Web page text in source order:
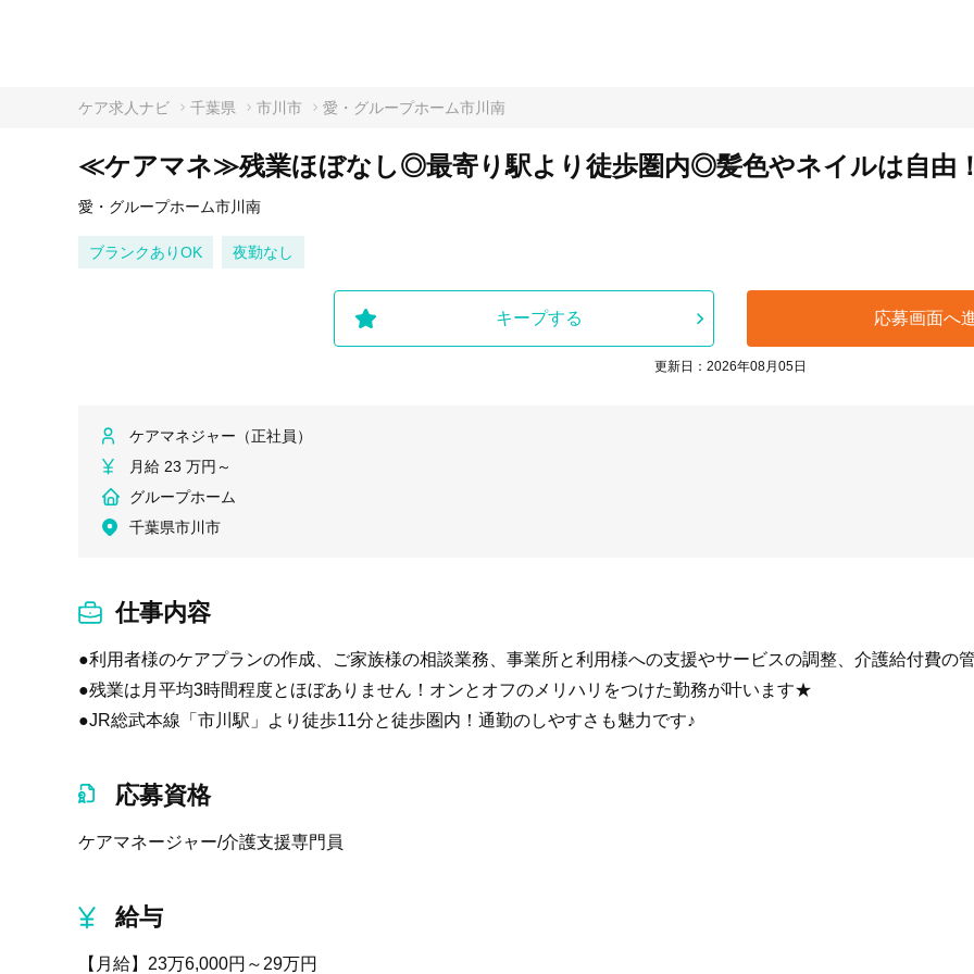
ケア求人ナビ 千葉県 市川市 愛・グループホーム市川南
≪ケアマネ≫残業ほぼなし◎最寄り駅より徒歩圏内◎髪色やネイルは自由
愛・グループホーム市川南
ブランクありOK 夜勤なし
キープする 応募画面へ
更新日：2026年08月05日
ケアマネジャー（正社員）
月給 23 万円～
グループホーム
千葉県市川市
仕事内容
●利用者様のケアプランの作成、ご家族様の相談業務、事業所と利用様への支援やサービスの調整、介護給付費の
●残業は月平均3時間程度とほぼありません！オンとオフのメリハリをつけた勤務が叶います★
●JR総武本線「市川駅」より徒歩11分と徒歩圏内！通勤のしやすさも魅力です♪
応募資格
ケアマネージャー/介護支援専門員
給与
【月給】23万6,000円～29万円